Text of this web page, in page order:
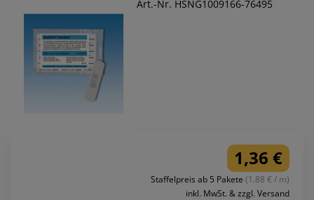
Art.-Nr. HSNG1009166-76495
1,36 €
Staffelpreis ab 5 Pakete (1.88 € / m)
inkl. MwSt. & zzgl. Versand